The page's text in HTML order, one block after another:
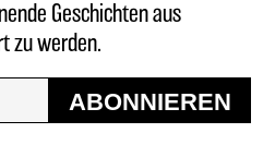
Geschichten aus
zu werden.
ABONNIEREN